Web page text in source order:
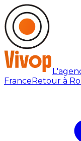
FranceRetour à